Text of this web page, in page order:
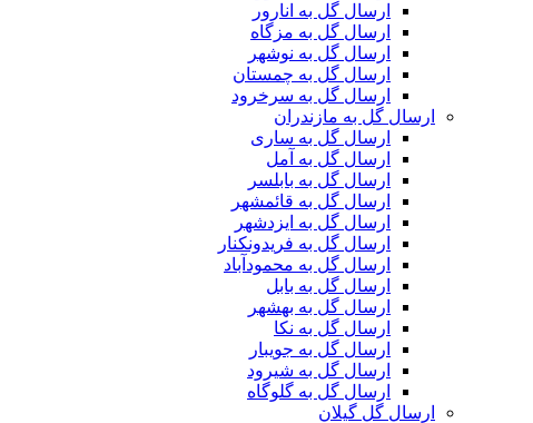
ارسال گل به انارور
ارسال گل به مزگاه
ارسال گل به نوشهر
ارسال گل به چمستان
ارسال گل به سرخرود
ارسال گل به مازندران
ارسال گل به ساری
ارسال گل به آمل
ارسال گل به بابلسر
ارسال گل به قائمشهر
ارسال گل به ایزدشهر
ارسال گل به فریدونکنار
ارسال گل به محمودآباد
ارسال گل به بابل
ارسال گل به بهشهر
ارسال گل به نکا
ارسال گل به جویبار
ارسال گل به شیرود
ارسال گل به گلوگاه
ارسال گل گیلان